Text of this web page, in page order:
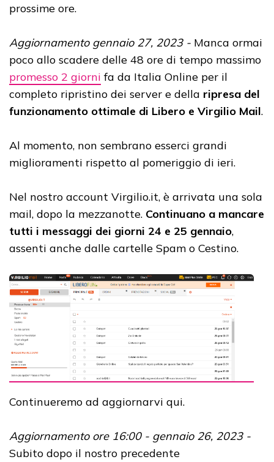
prossime ore.
Aggiornamento gennaio 27, 2023 - Manca ormai
poco allo scadere delle 48 ore di tempo massimo
promesso 2 giorni fa da Italia Online per il
completo ripristino dei server e della ripresa del
funzionamento ottimale di Libero e Virgilio Mail.
Al momento, non sembrano esserci grandi
miglioramenti rispetto al pomeriggio di ieri.
Nel nostro account Virgilio.it, è arrivata una sola
mail, dopo la mezzanotte. Continuano a mancare
tutti i messaggi dei giorni 24 e 25 gennaio,
assenti anche dalle cartelle Spam o Cestino.
Continueremo ad aggiornarvi qui.
Aggiornamento ore 16:00 - gennaio 26, 2023 -
Subito dopo il nostro precedente